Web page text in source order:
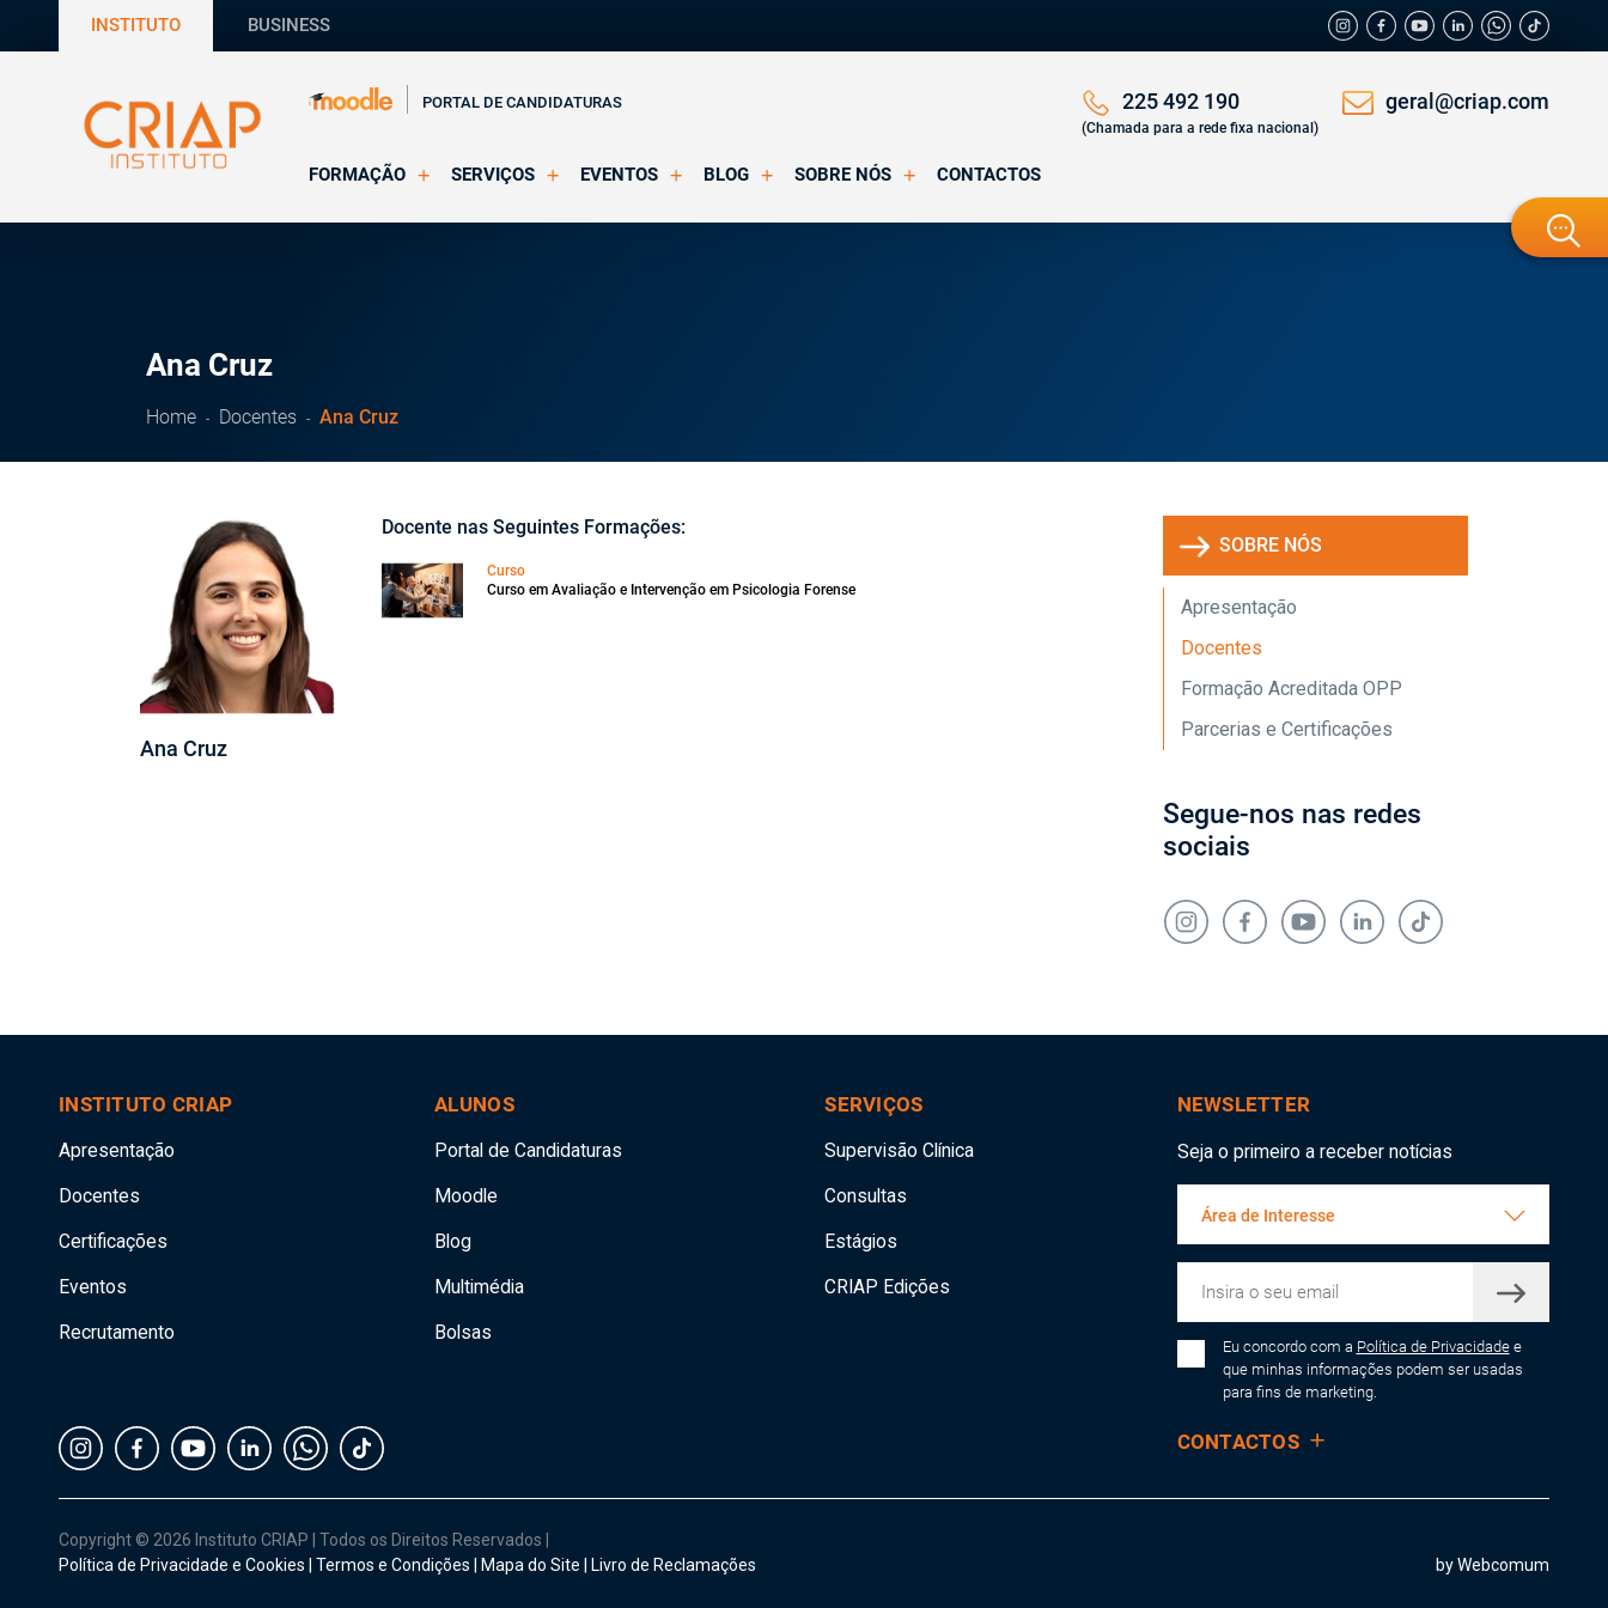
INSTITUTO BUSINESS
PORTAL DE CANDIDATURAS 225 492 190
(Chamada para a rede fixa nacional)
geral@criap.com
FORMAÇÃO SERVIÇOS EVENTOS BLOG SOBRE NÓS CONTACTOS
Ana Cruz
Home Docentes Ana Cruz
Ana Cruz
Docente nas Seguintes Formações:
Curso
Curso em Avaliação e Intervenção em Psicologia Forense
SOBRE NÓS
Apresentação
Docentes
Formação Acreditada OPP
Parcerias e Certificações
Segue-nos nas redes
sociais
INSTITUTO CRIAP
Apresentação
Docentes
Certificações
Eventos
Recrutamento
ALUNOS
Portal de Candidaturas
Moodle
Blog
Multimédia
Bolsas
SERVIÇOS
Supervisão Clínica
Consultas
Estágios
CRIAP Edições
CONTACTOS
NEWSLETTER
Seja o primeiro a receber notícias
Área de Interesse
Eu concordo com a Política de Privacidadee
que minhas informações podem ser usadas
para fins de marketing.
Copyright © 2026 Instituto CRIAP Todos os Direitos Reservados
Política de Privacidade e Cookies
Termos e Condições Mapa do Site Livro de Reclamações by Webcomum